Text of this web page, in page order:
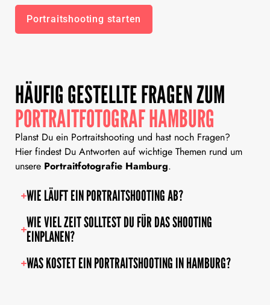
Portraitshooting starten
HÄUFIG GESTELLTE FRAGEN ZUM
PORTRAITFOTOGRAF HAMBURG
Planst Du ein Portraitshooting und hast noch Fragen?
Hier findest Du Antworten auf wichtige Themen rund um
unsere Portraitfotografie Hamburg.
WIE LÄUFT EIN PORTRAITSHOOTING AB?
WIE VIEL ZEIT SOLLTEST DU FÜR DAS SHOOTING
EINPLANEN?
WAS KOSTET EIN PORTRAITSHOOTING IN HAMBURG?